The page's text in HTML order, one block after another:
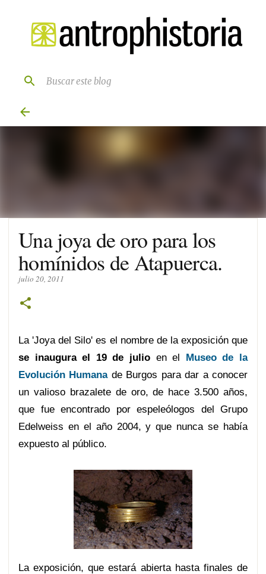
Ir al contenido principal
Una joya de oro para los
homínidos de Atapuerca.
julio 20, 2011
La 'Joya del Silo' es el nombre de la exposición que
se inaugura el 19 de julio en el Museo de la
Evolución Humana de Burgos para dar a conocer
un valioso brazalete de oro, de hace 3.500 años,
que fue encontrado por espeleólogos del Grupo
Edelweiss en el año 2004, y que nunca se había
expuesto al público.
La exposición, que estará abierta hasta finales de